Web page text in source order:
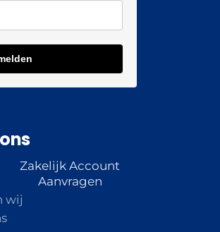
Zakelijk Account
Aanvragen
wij